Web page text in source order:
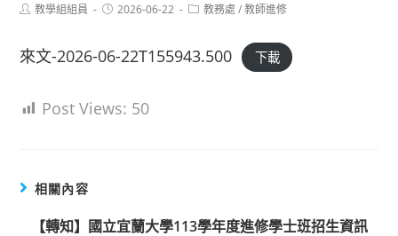
Post教學組組員
Post2026-06-22
Post教務處 / 教師進修
來文-2026-06-22T155943.500 下載
Post Views: 50
相關內容
【轉知】國立宜蘭大學113學年度進修學士班招生資訊